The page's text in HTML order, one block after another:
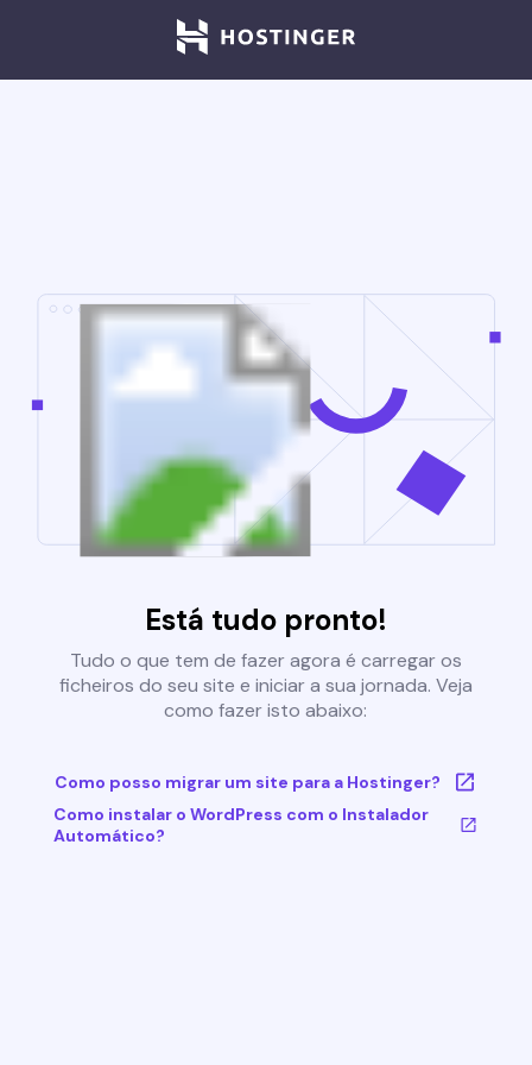
Está tudo pronto!
Tudo o que tem de fazer agora é carregar os
ficheiros do seu site e iniciar a sua jornada. Veja
como fazer isto abaixo:
Como posso migrar um site para a Hostinger?
Como instalar o WordPress com o Instalador
Automático?